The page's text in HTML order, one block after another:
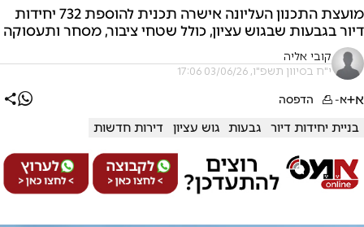
מועצת התכנון העליונה אישרה תכנית להוספת 732 יחידות
דיור בגבעות שבגוש עציון, כולל שטחי ציבור, מסחר ותעסוקה
קובי אליה
י"ח בסיוון תשפ"ו, 03/06/26 17:06
א+א- הדפסה
בניית יחידות דיור גבעות גוש עציון דירות חדשות